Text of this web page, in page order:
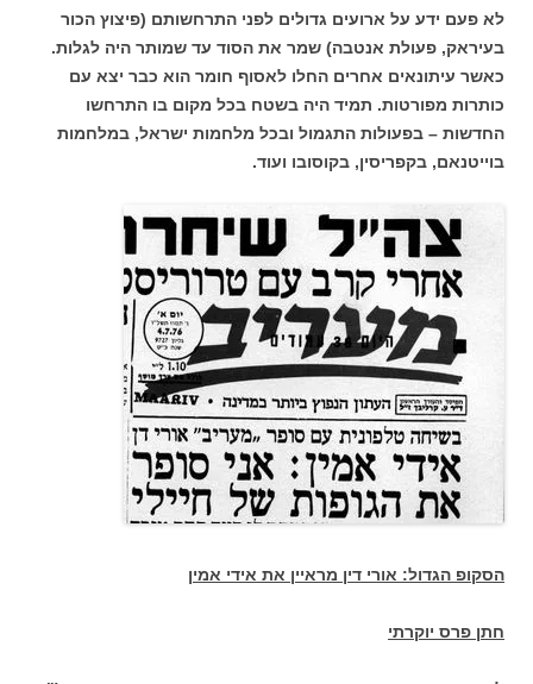
לא פעם ידע על ארועים גדולים לפני התרחשותם (פיצוץ הכור
בעיראק, פעולת אנטבה) שמר את הסוד עד שמותר היה לגלות.
כאשר עיתונאים אחרים החלו לאסוף חומר הוא כבר יצא עם
כותרות מפורטות. תמיד היה בשטח בכל מקום בו התרחשו
החדשות – בפעולות התגמול ובכל מלחמות ישראל, במלחמות
בוייטנאם, בקפריסין, בקוסובו ועוד.
הסקופ הגדול: אורי דין מראיין את אידי אמין
חתן פרס יוקרתי